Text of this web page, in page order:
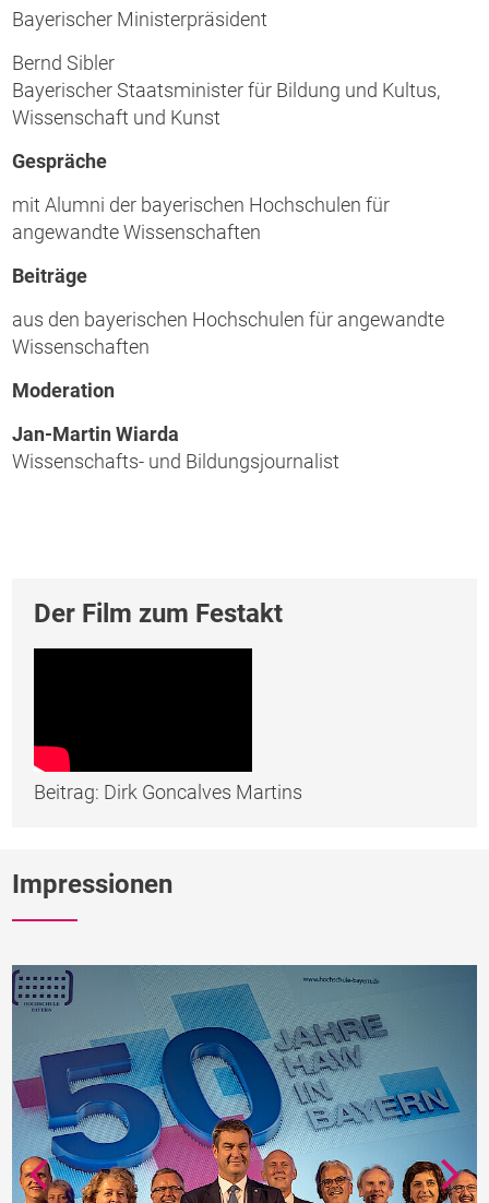
Bayerischer Ministerpräsident
Bernd Sibler
Bayerischer Staatsminister für Bildung und Kultus,
Wissenschaft und Kunst
Gespräche
mit Alumni der bayerischen Hochschulen für
angewandte Wissenschaften
Beiträge
aus den bayerischen Hochschulen für angewandte
Wissenschaften
Moderation
Jan-Martin Wiarda
Wissenschafts- und Bildungsjournalist
Der Film zum Festakt
Beitrag: Dirk Goncalves Martins
Impressionen